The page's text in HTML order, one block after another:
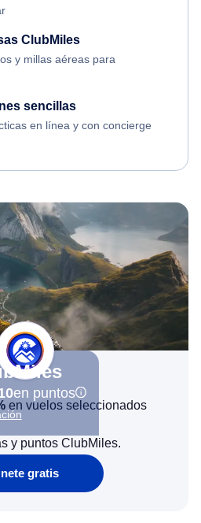
ClubMiles
y millas aéreas para
sencillas
en línea y con concierge
en puntos
en vuelos seleccionados
y puntos ClubMiles.
gratis